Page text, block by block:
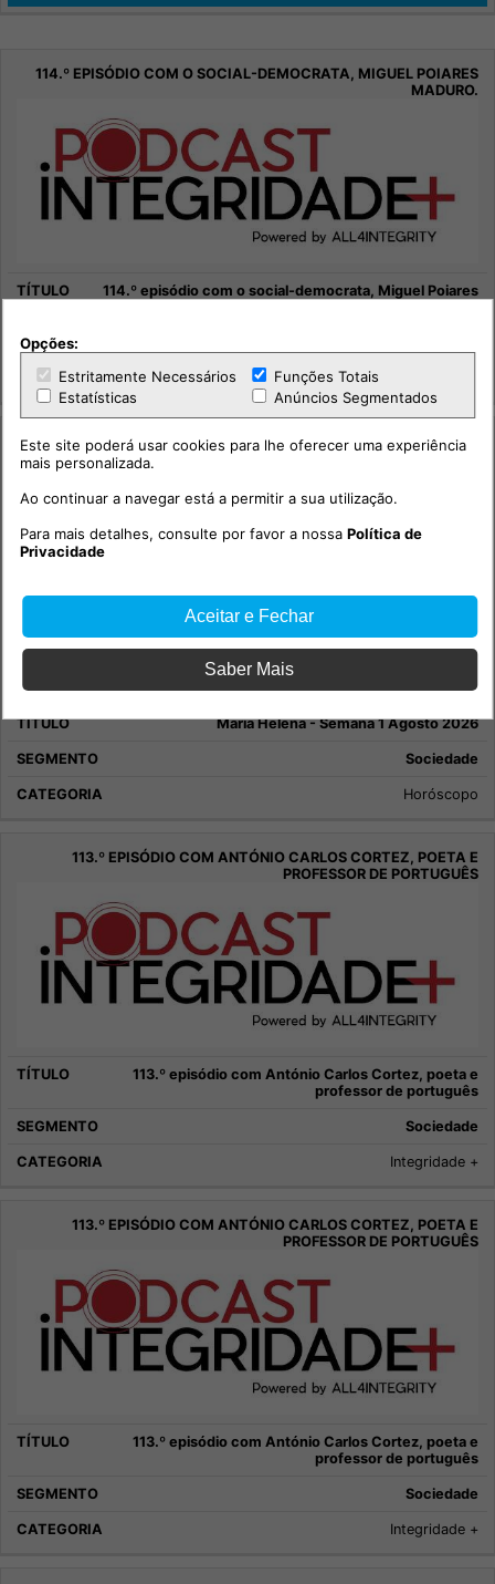
114.º episódio com o social-democrata, Miguel Poiares
Maria Helena - Semana 1 Agosto 2026
Sociedade
Horóscopo
113.º episódio com António Carlos Cortez, poeta e
professor de português
Sociedade
Integridade +
113.º episódio com António Carlos Cortez, poeta e
professor de português
Sociedade
Integridade +
Opções:
Estritamente Necessários
Funções Totais
Estatísticas
Anúncios Segmentados
Este site poderá usar cookies para lhe oferecer uma experiência
mais personalizada.
Ao continuar a navegar está a permitir a sua utilização.
Para mais detalhes, consulte por favor a nossaPolítica de
Privacidade
Aceitar e Fechar
Saber Mais